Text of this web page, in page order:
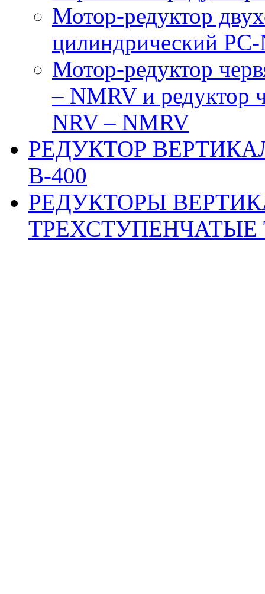
Мотор-редуктор
цилиндрический
Мотор-редуктор
– NMRV и редуктор
NRV – NMRV
РЕДУКТОР
В-400
РЕДУКТОРЫ
ТРЕХСТУПЕНЧАТЫЕ